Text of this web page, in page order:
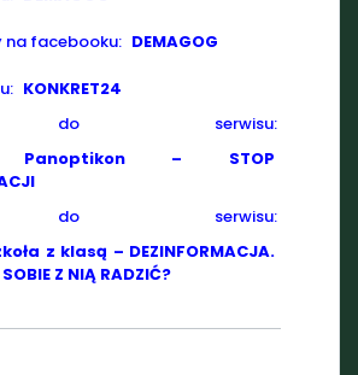
na facebooku: DEMAGOG
KONKRET24
serwisu:
Panoptikon – STOP
serwisu:
z klasą – DEZINFORMACJA.
Z NIĄ RADZIĆ?